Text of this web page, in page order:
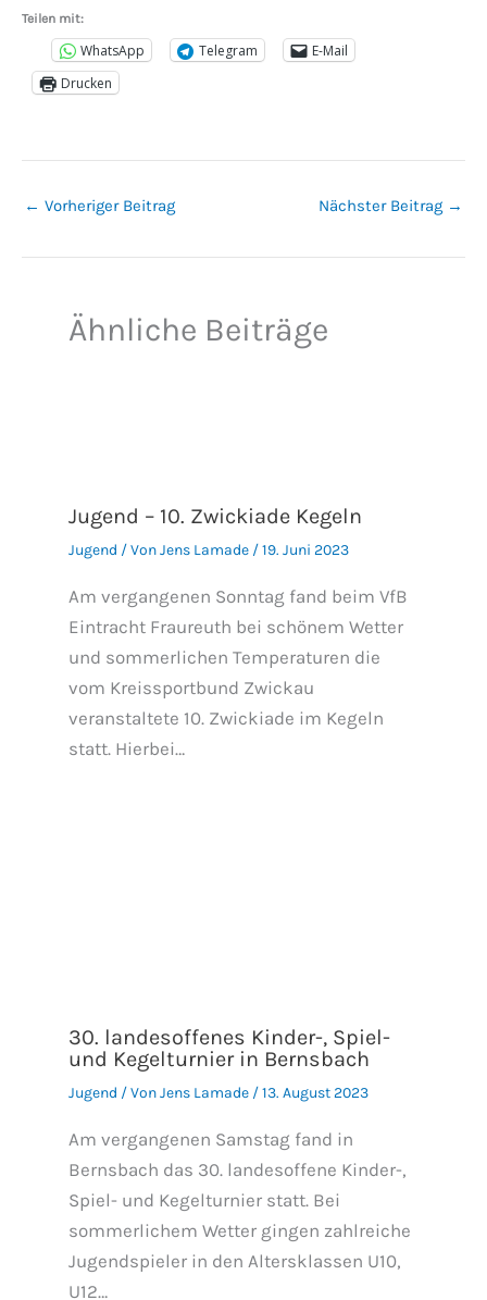
Teilen mit:
WhatsApp Telegram
E-Mail
Drucken
← Vorheriger Beitrag Nächster Beitrag →
Ähnliche Beiträge
Jugend – 10. Zwickiade Kegeln
Jugend / VonJens Lamade /19. Juni 2023
Am vergangenen Sonntag fand beim VfB
Eintracht Fraureuth bei schönem Wetter
und sommerlichen Temperaturen die
vom Kreissportbund Zwickau
veranstaltete 10. Zwickiade im Kegeln
statt. Hierbei…
30. landesoffenes Kinder-, Spiel-
und Kegelturnier in Bernsbach
Jugend / VonJens Lamade /13. August 2023
Am vergangenen Samstag fand in
Bernsbach das 30. landesoffene Kinder-,
Spiel- und Kegelturnier statt. Bei
sommerlichem Wetter gingen zahlreiche
Jugendspieler in den Altersklassen U10,
U12…